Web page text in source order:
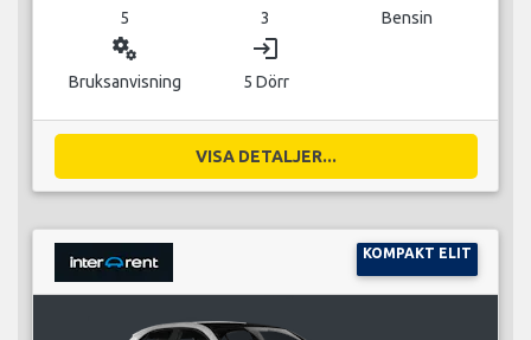
5 3 Bensin
miscellaneous_services
Bruksanvisning
login
5 Dörr
VISA DETALJER...
KOMPAKT ELIT